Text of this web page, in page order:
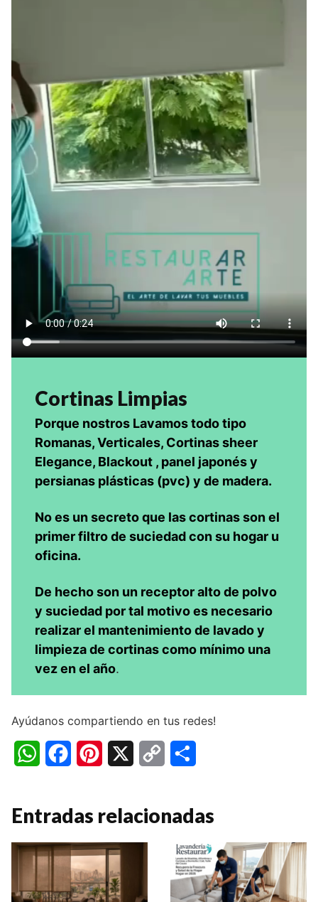
Cortinas Limpias
Porque nostros Lavamos todo tipo
Romanas, Verticales, Cortinas sheer
Elegance, Blackout , panel japonés y
persianas plásticas (pvc) y de madera.
No es un secreto que las cortinas son el
primer filtro de suciedad con su hogar u
oficina.
De hecho son un receptor alto de polvo
y suciedad por tal motivo es necesario
realizar el mantenimiento de lavado y
limpieza de cortinas como mínimo una
vez en el año.
Ayúdanos compartiendo en tus redes!
W
s
c
b
o
e
r
a
r
Entradas relacionadas